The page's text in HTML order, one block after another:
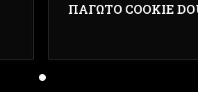
ΠΑΓΩΤΌ COOKIE